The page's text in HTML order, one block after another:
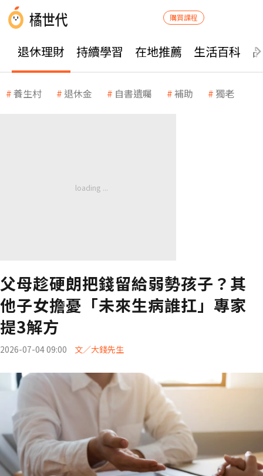
購買課程
退休理財 持續學習 在地推薦 生活百科
養生村 退休金 自書遺囑 補助 獨老
父母趁硬朗把錢留給弱勢孩子？其
他子女擔憂「未來生病誰扛」專家
提3解方
2026-07-04 09:00 文／大錢先生